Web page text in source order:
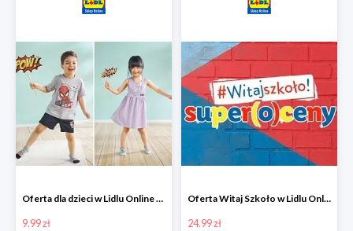
Oferta dla dzieci w Lidlu Online od 9,99 zł
9.99 zł
Oferta Witaj Szkoło w Lidlu Online od 24,99 zł
24.99 zł